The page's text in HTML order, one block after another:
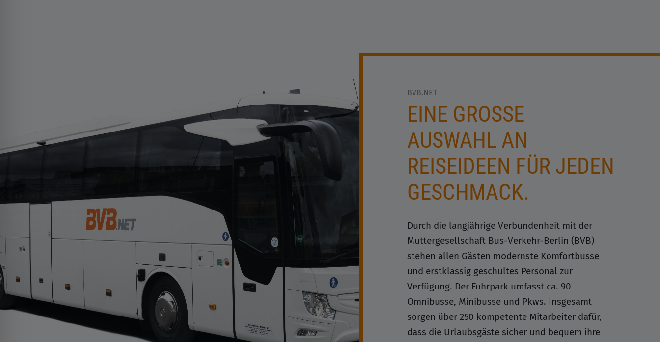
BVB.NET
EINE GROSSE A
USWAHL AN R
EISEIDEEN FÜR JEDEN G
ESCHMACK.
Durch die langjährige Verbundenheit mit der
Muttergesellschaft Bus-Verkehr-Berlin (BVB)
stehen allen Gästen modernste Komfortbusse
und erstklassig geschultes Personal zur
Verfügung. Der Fuhrpark umfasst ca. 90
Omnibusse, Minibusse und Pkws. Insgesamt
sorgen über 250 kompetente Mitarbeiter dafür,
dass die Urlaubsgäste sicher und bequem ihre